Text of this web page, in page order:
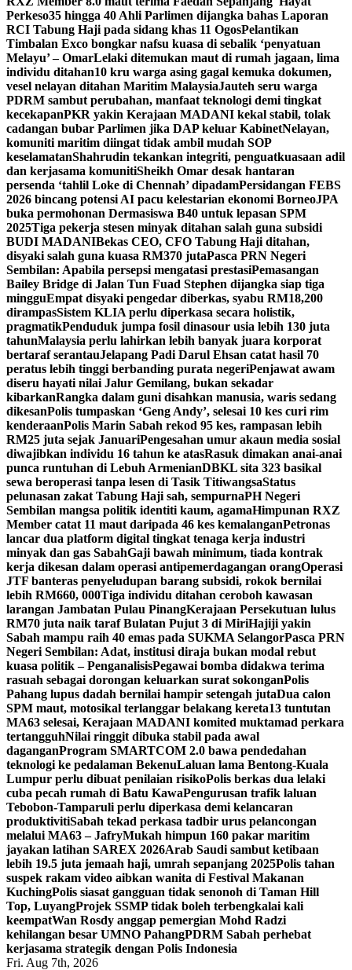
Perkeso35 hingga 40 Ahli Parlimen dijangka bahas Laporan
RCI Tabung Haji pada sidang khas 11 OgosPelantikan
Timbalan Exco bongkar nafsu kuasa di sebalik ‘penyatuan
Melayu’ – OmarLelaki ditemukan maut di rumah jagaan, lima
individu ditahan10 kru warga asing gagal kemuka dokumen,
vesel nelayan ditahan Maritim MalaysiaJauteh seru warga
PDRM sambut perubahan, manfaat teknologi demi tingkat
kecekapanPKR yakin Kerajaan MADANI kekal stabil, tolak
cadangan bubar Parlimen jika DAP keluar KabinetNelayan,
komuniti maritim diingat tidak ambil mudah SOP
keselamatanShahrudin tekankan integriti, penguatkuasaan adil
dan kerjasama komunitiSheikh Omar desak hantaran
persenda ‘tahlil Loke di Chennah’ dipadamPersidangan FEBS
2026 bincang potensi AI pacu kelestarian ekonomi BorneoJPA
buka permohonan Dermasiswa B40 untuk lepasan SPM
2025Tiga pekerja stesen minyak ditahan salah guna subsidi
BUDI MADANIBekas CEO, CFO Tabung Haji ditahan,
disyaki salah guna kuasa RM370 jutaPasca PRN Negeri
Sembilan: Apabila persepsi mengatasi prestasiPemasangan
Bailey Bridge di Jalan Tun Fuad Stephen dijangka siap tiga
mingguEmpat disyaki pengedar diberkas, syabu RM18,200
dirampasSistem KLIA perlu diperkasa secara holistik,
pragmatikPenduduk jumpa fosil dinasour usia lebih 130 juta
tahunMalaysia perlu lahirkan lebih banyak juara korporat
bertaraf serantauJelapang Padi Darul Ehsan catat hasil 70
peratus lebih tinggi berbanding purata negeriPenjawat awam
diseru hayati nilai Jalur Gemilang, bukan sekadar
kibarkanRangka dalam guni disahkan manusia, waris sedang
dikesanPolis tumpaskan ‘Geng Andy’, selesai 10 kes curi rim
kenderaanPolis Marin Sabah rekod 95 kes, rampasan lebih
RM25 juta sejak JanuariPengesahan umur akaun media sosial
diwajibkan individu 16 tahun ke atasRasuk dimakan anai-anai
punca runtuhan di Lebuh ArmenianDBKL sita 323 basikal
sewa beroperasi tanpa lesen di Tasik TitiwangsaStatus
pelunasan zakat Tabung Haji sah, sempurnaPH Negeri
Sembilan mangsa politik identiti kaum, agamaHimpunan RXZ
Member catat 11 maut daripada 46 kes kemalanganPetronas
lancar dua platform digital tingkat tenaga kerja industri
minyak dan gas SabahGaji bawah minimum, tiada kontrak
kerja dikesan dalam operasi antipemerdagangan orangOperasi
JTF banteras penyeludupan barang subsidi, rokok bernilai
lebih RM660, 000Tiga individu ditahan ceroboh kawasan
larangan Jambatan Pulau PinangKerajaan Persekutuan lulus
RM70 juta naik taraf Bulatan Pujut 3 di MiriHajiji yakin
Sabah mampu raih 40 emas pada SUKMA SelangorPasca PRN
Negeri Sembilan: Adat, institusi diraja bukan modal rebut
kuasa politik – PenganalisisPegawai bomba didakwa terima
rasuah sebagai dorongan keluarkan surat sokonganPolis
Pahang lupus dadah bernilai hampir setengah jutaDua calon
SPM maut, motosikal terlanggar belakang kereta13 tuntutan
MA63 selesai, Kerajaan MADANI komited muktamad perkara
tertangguhNilai ringgit dibuka stabil pada awal
daganganProgram SMARTCOM 2.0 bawa pendedahan
teknologi ke pedalaman BekenuLaluan lama Bentong-Kuala
Lumpur perlu dibuat penilaian risikoPolis berkas dua lelaki
cuba pecah rumah di Batu KawaPengurusan trafik laluan
Tebobon-Tamparuli perlu diperkasa demi kelancaran
produktivitiSabah tekad perkasa tadbir urus pelancongan
melalui MA63 – JafryMukah himpun 160 pakar maritim
jayakan latihan SAREX 2026Arab Saudi sambut ketibaan
lebih 19.5 juta jemaah haji, umrah sepanjang 2025Polis tahan
suspek rakam video aibkan wanita di Festival Makanan
KuchingPolis siasat gangguan tidak senonoh di Taman Hill
Top, LuyangProjek SSMP tidak boleh terbengkalai kali
keempatWan Rosdy anggap pemergian Mohd Radzi
kehilangan besar UMNO PahangPDRM Sabah perhebat
kerjasama strategik dengan Polis Indonesia
Fri. Aug 7th, 2026